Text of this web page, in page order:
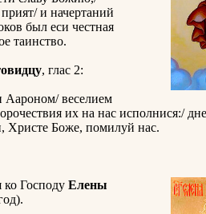
и начертаний
был еси честная
таинство.
, глас 2:
Аароном/ веселием
их на нас исполнися:/
Христе Боже, помилуй нас.
ко Господу Елены